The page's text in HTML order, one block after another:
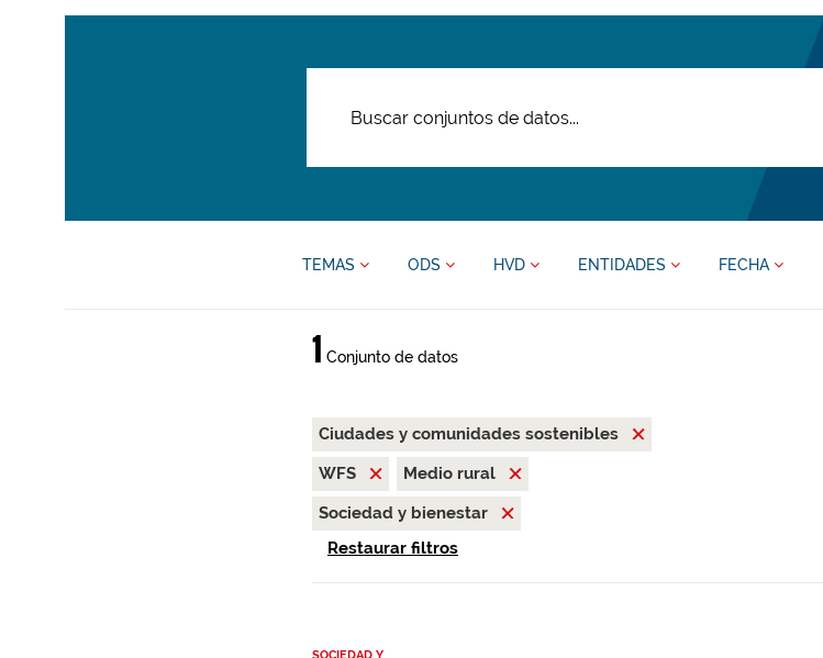
TEMAS ODS HVD ENTIDADES FECHA
1 Conjunto de datos
Ciudades y comunidades sostenibles
WFS
Medio rural
Sociedad y bienestar
Restaurar filtros